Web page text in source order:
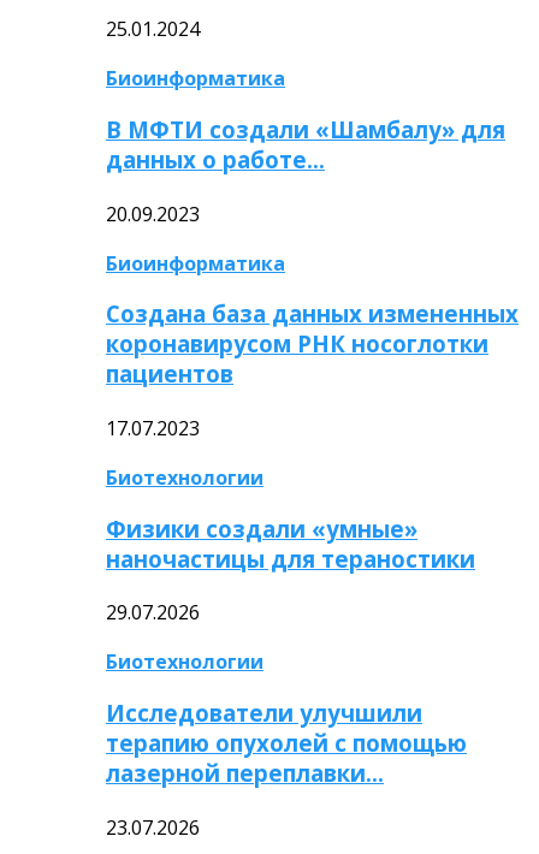
25.01.2024
Биоинформатика
В МФТИ создали «Шамбалу» для
данных о работе…
20.09.2023
Биоинформатика
Создана база данных измененных
коронавирусом РНК носоглотки
пациентов
17.07.2023
Биотехнологии
Физики создали «умные»
наночастицы для тераностики
29.07.2026
Биотехнологии
Исследователи улучшили
терапию опухолей с помощью
лазерной переплавки…
23.07.2026